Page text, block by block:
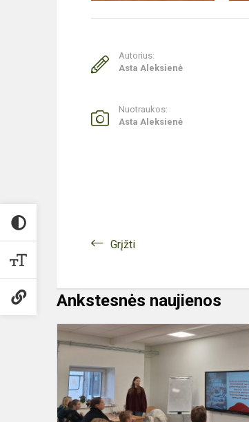
Autorius:
Asta Aleksienė
Nuotraukos:
Asta Aleksienė
Grįžti
Ankstesnės naujienos